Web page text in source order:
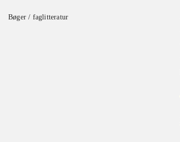
Bøger / faglitteratur